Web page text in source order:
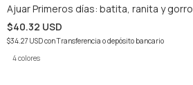
Ajuar Primeros días: batita, ranita y gorro
$40.32 USD
$34.27 USDconTransferencia o depósito bancario
4 colores